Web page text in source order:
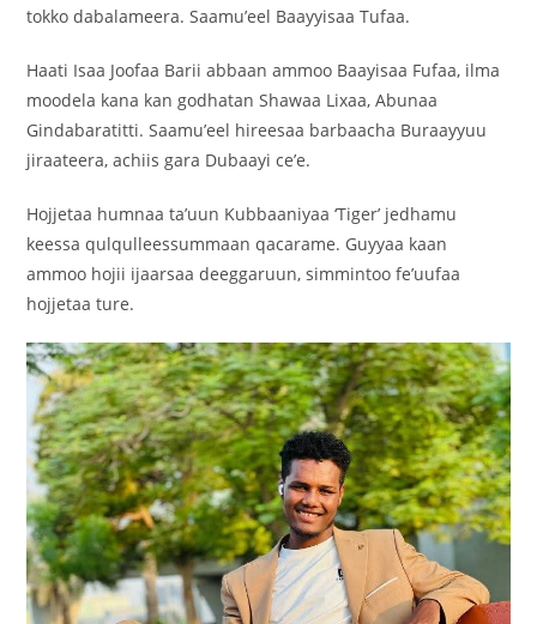
tokko dabalameera. Saamu’eel Baayyisaa Tufaa.
Haati Isaa Joofaa Barii abbaan ammoo Baayisaa Fufaa, ilma
moodela kana kan godhatan Shawaa Lixaa, Abunaa
Gindabaratitti. Saamu’eel hireesaa barbaacha Buraayyuu
jiraateera, achiis gara Dubaayi ce’e.
Hojjetaa humnaa ta’uun Kubbaaniyaa ‘Tiger’ jedhamu
keessa qulqulleessummaan qacarame. Guyyaa kaan
ammoo hojii ijaarsaa deeggaruun, simmintoo fe’uufaa
hojjetaa ture.